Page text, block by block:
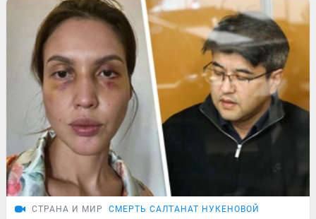
СТРАНА И МИР СМЕРТЬ САЛТАНАТ НУКЕНОВОЙ